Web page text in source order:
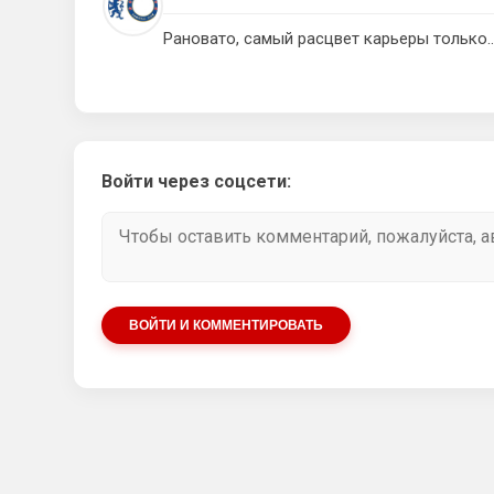
Рановато, самый расцвет карьеры
Войти через соцсети:
ВОЙТИ И КОММЕНТИРОВАТЬ